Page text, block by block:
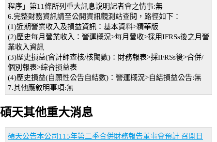
程序」第11條所列重大訊息說明記者會之情事:無
6.完整財務資訊請至公開資訊觀測站查閱，路徑如下：
(1)近期營業收入及損益資訊：基本資料>精華版
(2)歷史每月營業收入：營運概況>每月營收>採用IFRSs後之月營
業收入資訊
(3)歷史損益(會計師查核/核閱數)：財務報表>採IFRSs後>合併/
個別報表>綜合損益表
(4)歷史損益(自願性公告自結數)：營運概況>自結損益公告:無
7.其他應敘明事項:無
碩天其他重大消息
碩天公告本公司115年第二季合併財務報告董事會預計 召開日